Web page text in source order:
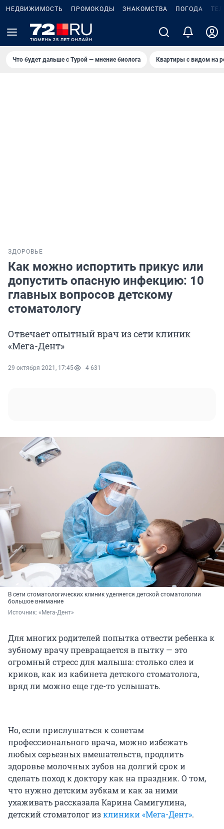
НЕДВИЖИМОСТЬ ПРОМОКОДЫ ЗНАКОМСТВА ПОГОДА
Что будет дальше с Турой — мнение биолога Квартиры с видом на
ЗДОРОВЬЕ
Как можно испортить прикус или
допустить опасную инфекцию: 10
главных вопросов детскому
стоматологу
Отвечает опытный врач из сети клиник
«Мега-Дент»
29 октября 2021, 17:45 4 631
В сети стоматологических клиник уделяется детской стоматологии
большое внимание
Источник: «Мега-Дент»
Для многих родителей попытка отвести ребенка к
зубному врачу превращается в пытку — это
огромный стресс для малыша: столько слез и
криков, как из кабинета детского стоматолога,
вряд ли можно еще где-то услышать.
Но, если прислушаться к советам
профессионального врача, можно избежать
любых серьезных вмешательств, продлить
здоровье молочных зубов на долгий срок и
сделать поход к доктору как на праздник. О том,
что нужно детским зубкам и как за ними
ухаживать рассказала Карина Самигулина,
детский стоматолог изклиники «Мега-Дент».